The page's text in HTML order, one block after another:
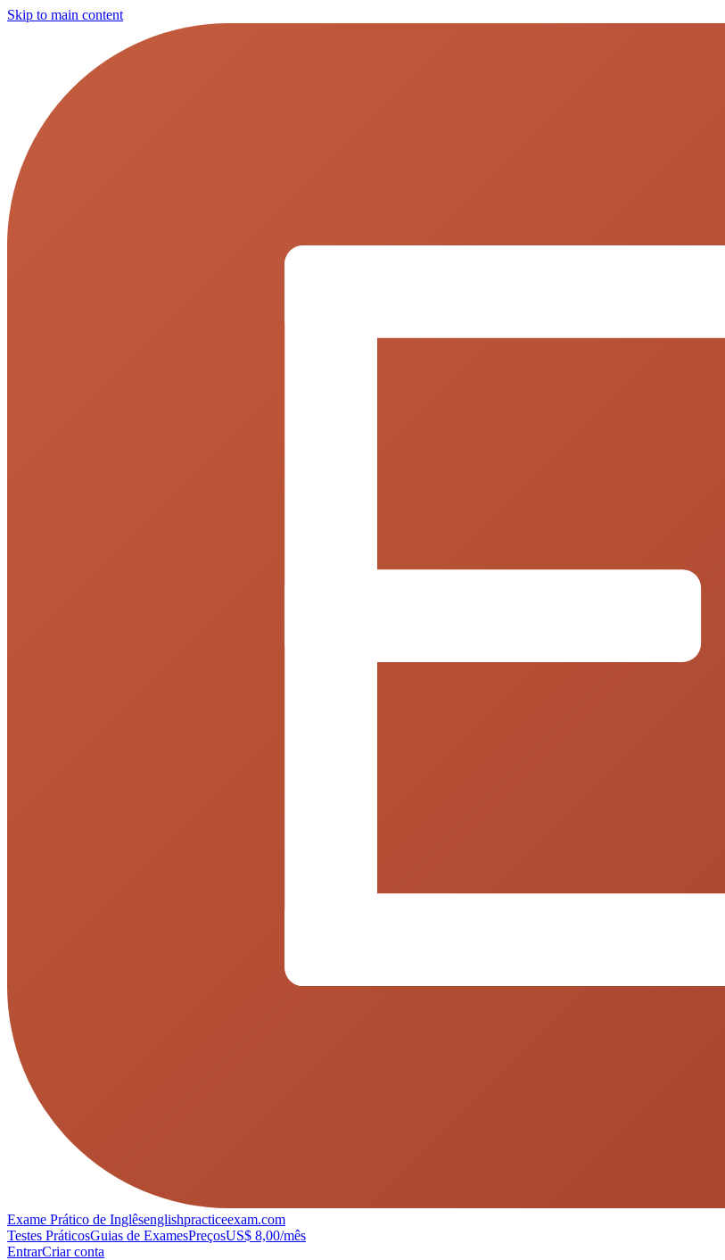
Skip to main content
Exame Prático de Inglêsenglishpracticeexam.com
Testes PráticosGuias de ExamesPreçosUS$ 8,00/mês
EntrarCriar conta